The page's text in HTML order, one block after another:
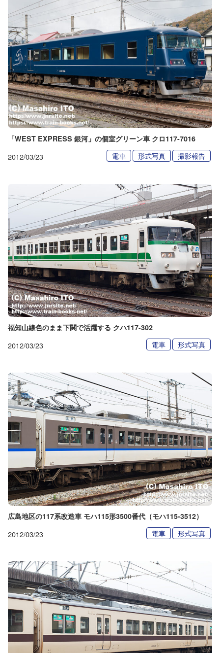
「WEST EXPRESS 銀河」の個室グリーン車 クロ117-7016
2012/03/23 電車 形式写真 撮影報告
福知山線色のまま下関で活躍する クハ117-302
2012/03/23 電車 形式写真
広島地区の117系改造車 モハ115形3500番代（モハ115-3512）
2012/03/23 電車 形式写真